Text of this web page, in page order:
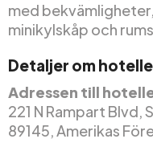
med
minikylskåp och
Detaljer om
Adressen till
221 N Rampart Blvd,
89145, Amerikas